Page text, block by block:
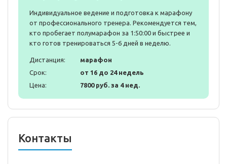
Индивидуальное ведение и подготовка к марафону
от профессионального тренера. Рекомендуется тем,
кто пробегает полумарафон за 1:50:00 и быстрее и
кто готов тренироваться 5-6 дней в неделю.
Дистанция:
марафон
Срок:
от 16 до 24 недель
Цена:
7800 руб. за 4 нед.
Контакты